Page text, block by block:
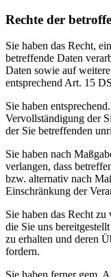
Rechte der
Sie haben das Recht,
betreffende Daten
Daten sowie auf
entsprechend Art. 15
Sie haben
Vervollständigung der
der Sie betreffenden
Sie haben nach
verlangen, dass
bzw. alternativ nach
Einschränkung der
Sie haben das Recht
die Sie uns
zu erhalten und deren
fordern.